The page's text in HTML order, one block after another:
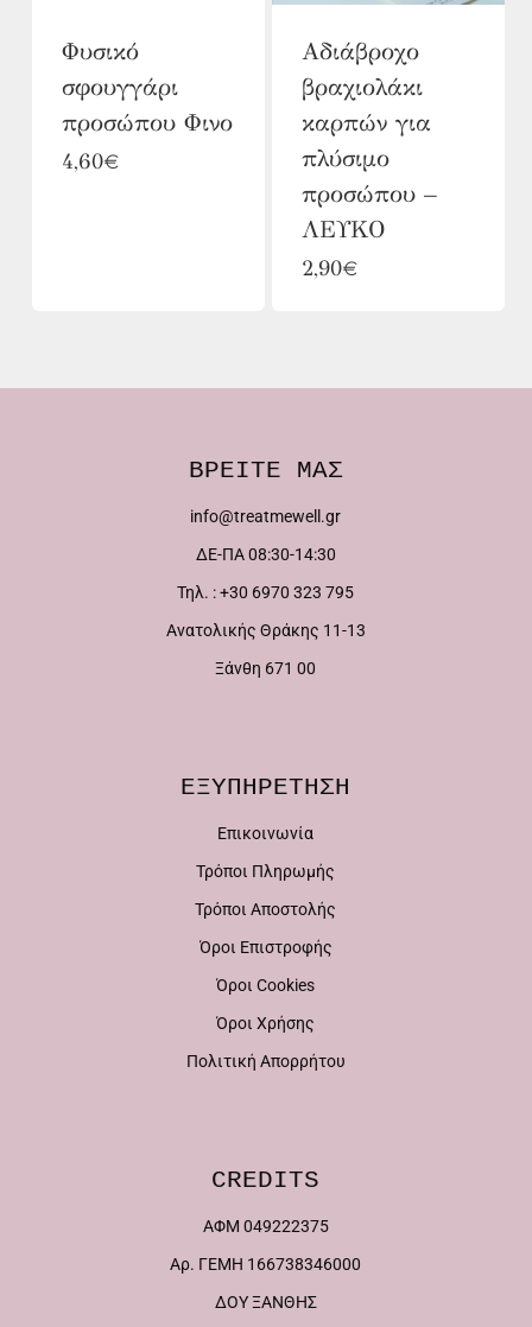
μπορούν
να
επιλεγούν
στη
σελίδα
του
προϊόντος
Φυσικό
σφουγγάρι
προσώπου Φινο
4,60€
Αδιάβροχο
βραχιολάκι
καρπών για
πλύσιμο
προσώπου –
ΛΕΥΚΟ
2,90€
ΒΡΕΙΤΕ ΜΑΣ
info@treatmewell.gr
ΔΕ-ΠΑ 08:30-14:30
Τηλ. : +30 6970 323 795
Ανατολικής Θράκης 11-13
Ξάνθη 671 00
ΕΞΥΠΗΡΕΤΗΣΗ
Επικοινωνία
Τρόποι Πληρωμής
Τρόποι Αποστολής
Όροι Επιστροφής
Όροι Cookies
Όροι Χρήσης
Πολιτική Απορρήτου
CREDITS
ΑΦΜ 049222375
Αρ. ΓΕΜΗ 166738346000
ΔΟΥ ΞΑΝΘΗΣ